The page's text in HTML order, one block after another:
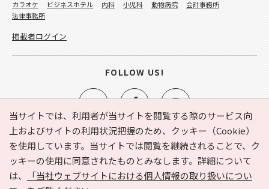
当サイトでは、利用者が当サイトを閲覧する際のサービス向
上およびサイトの利用状況把握のため、クッキー（Cookie）
を使用しています。当サイトでは閲覧を継続されることで、ク
ッキーの使用に同意されたものとみなします。詳細について
は、
「当社ウェブサイトにおける個人情報の取り扱いについ
e-NAVITA（イーナビタ）とは？ お気に入り
ヘルプ
利用規約
個人情報の取り扱いについて
運営会社
サイトマップ
広告掲載に関するお問い合わせ
カラオケ
ビジネスホテル 内科 小児科 動物病院
会計事務所
法律事務所
掲載者ログイン
FOLLOW US!